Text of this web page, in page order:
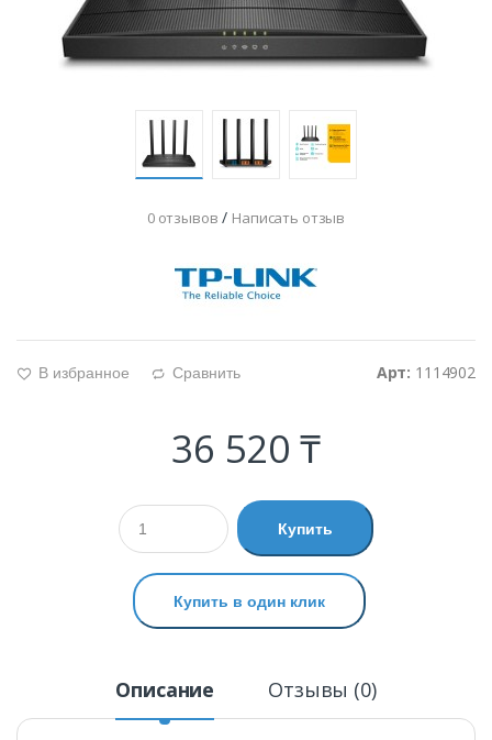
0 отзывов / Написать отзыв
Арт: 1114902
g В избранное d Сравнить
36 520 ₸
Купить
Купить в один клик
Описание Отзывы (0)